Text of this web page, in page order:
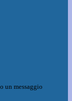
un messaggio